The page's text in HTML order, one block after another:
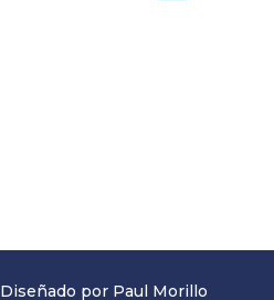
Diseñado por Paul Morillo